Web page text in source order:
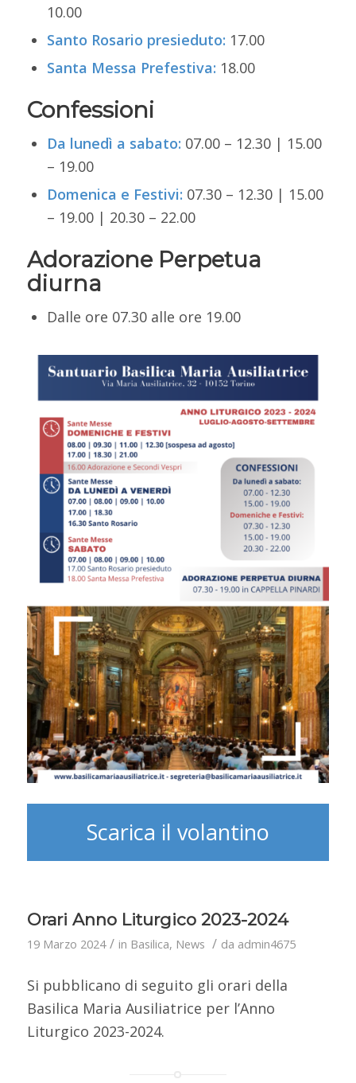
10.00
Santo Rosario presieduto: 17.00
Santa Messa Prefestiva: 18.00
Confessioni
Da lunedì a sabato: 07.00 – 12.30 | 15.00
– 19.00
Domenica e Festivi: 07.30 – 12.30 | 15.00
– 19.00 | 20.30 – 22.00
Adorazione Perpetua
diurna
Dalle ore 07.30 alle ore 19.00
Scarica il volantino
Orari Anno Liturgico 2023-2024
19 Marzo 2024 / in Basilica, News / da admin4675
Si pubblicano di seguito gli orari della
Basilica Maria Ausiliatrice per l’Anno
Liturgico 2023-2024.